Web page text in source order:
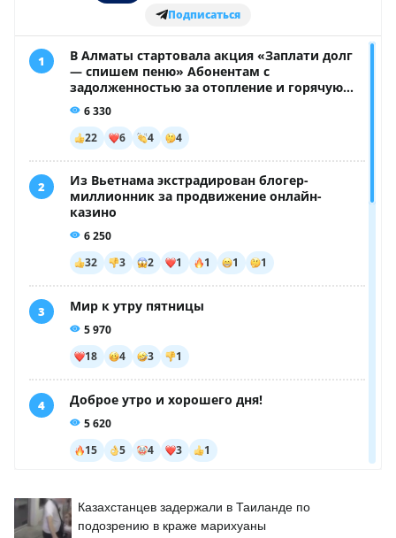
Казахстанцев задержали в Таиланде по
подозрению в краже марихуаны